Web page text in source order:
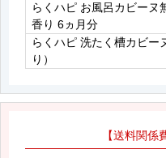
らくハピ お風呂カビーヌ
香り 6ヵ月分
らくハピ 洗たく槽カビー
り）
【送料関係